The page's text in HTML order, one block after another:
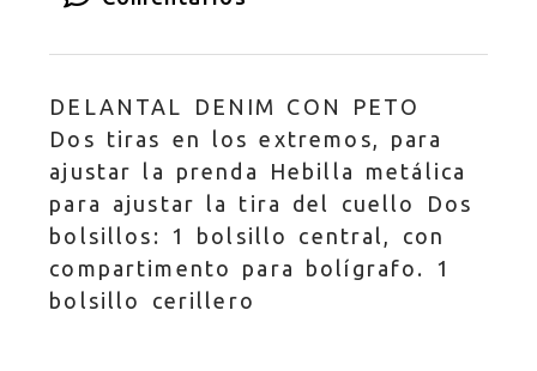
DELANTAL DENIM CON PETO
Dos tiras en los extremos, para
ajustar la prenda Hebilla metálica
para ajustar la tira del cuello Dos
bolsillos: 1 bolsillo central, con
compartimento para bolígrafo. 1
bolsillo cerillero